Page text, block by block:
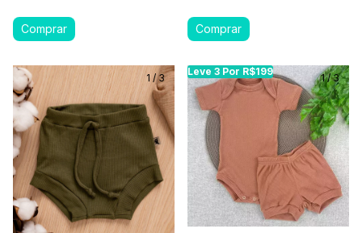
1/3
Leve 3 Por R$199
Leve 3 Por R$199
1/3